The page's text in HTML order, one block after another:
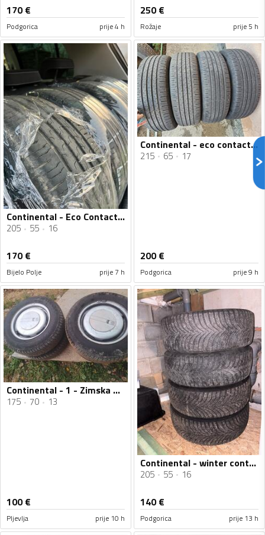
170€
Podgorica prije 4 h
250€
Rožaje prije 5 h
Continental - Eco Contact 6 - Ljetnja guma
205 55 16
170€
Bijelo Polje prije 7 h
Continental - eco contact 6 - Ljetnja guma
215 65 17
200€
Podgorica prije 9 h
Continental - 1 - Zimska guma
175 70 13
100€
Pljevlja prije 10 h
Continental - winter contact - Univerzalna guma
205 55 16
140€
Podgorica prije 13 h